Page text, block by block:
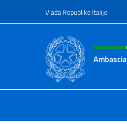
Vlada Republike Italije
Header, social